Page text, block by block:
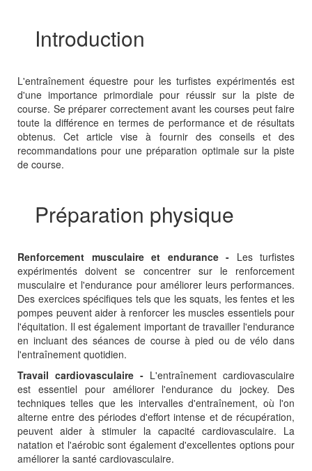
Introduction
L'entraînement équestre pour les turfistes expérimentés est
d'une importance primordiale pour réussir sur la piste de
course. Se préparer correctement avant les courses peut faire
toute la différence en termes de performance et de résultats
obtenus. Cet article vise à fournir des conseils et des
recommandations pour une préparation optimale sur la piste
de course.
Préparation physique
Renforcement musculaire et endurance - Les turfistes
expérimentés doivent se concentrer sur le renforcement
musculaire et l'endurance pour améliorer leurs performances.
Des exercices spécifiques tels que les squats, les fentes et les
pompes peuvent aider à renforcer les muscles essentiels pour
l'équitation. Il est également important de travailler l'endurance
en incluant des séances de course à pied ou de vélo dans
l'entraînement quotidien.
Travail cardiovasculaire - L'entraînement cardiovasculaire
est essentiel pour améliorer l'endurance du jockey. Des
techniques telles que les intervalles d'entraînement, où l'on
alterne entre des périodes d'effort intense et de récupération,
peuvent aider à stimuler la capacité cardiovasculaire. La
natation et l'aérobic sont également d'excellentes options pour
améliorer la santé cardiovasculaire.